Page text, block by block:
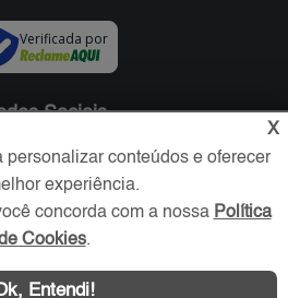
Verificada por
Sociais
X
personalizar conteúdos e oferecer
experiência.
concorda com a nossa Política
Cookies.
Entendi!